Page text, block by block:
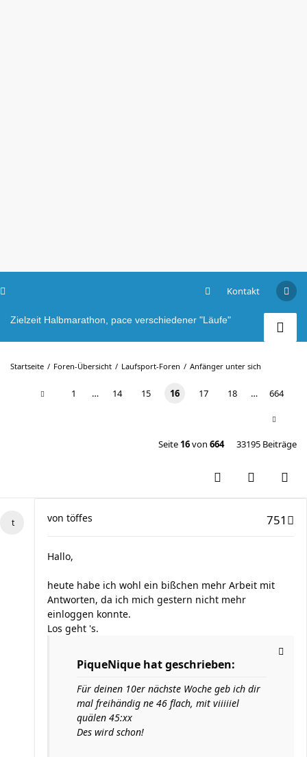
Kontakt
Zielzeit Halbmarathon, pace verschiedener "Läufe"
Startseite Foren-Übersicht Laufsport-Foren Anfänger unter sich
1 … 14 15 16 17 18 … 664
Seite 16von 664 33195 Beiträge
751
von töffes
Hallo,
heute habe ich wohl ein bißchen mehr Arbeit mit
Antworten, da ich mich gestern nicht mehr
einloggen konnte.
Los geht 's.
PiqueNique hat geschrieben:
Für deinen 10er nächste Woche geb ich dir
mal freihändig ne 46 flach, mit viiiiiel
quälen 45:xx
Des wird schon!